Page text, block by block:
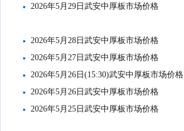
2026年5月29日武安中厚板市场价格
2026年5月28日武安中厚板市场价格
2026年5月27日武安中厚板市场价格
2026年5月26日(15:30)武安中厚板市场价格
2026年5月26日武安中厚板市场价格
2026年5月25日武安中厚板市场价格